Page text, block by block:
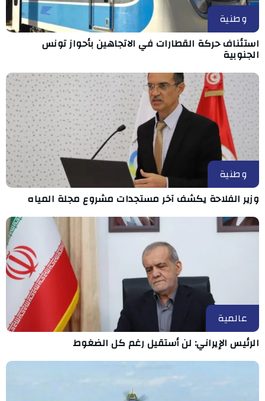
وطنية
استئناف حركة القطارات في الاتجاهين بأحواز تونس
الجنوبية
وطنية
وزير الفلاحة يكشف آخر مستجدات مشروع مجلة المياه
عالمية
الرئيس الإيراني: لن أستقيل رغم كل الضغوط